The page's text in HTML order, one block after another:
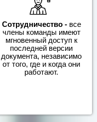
Сотрудничество - все
члены команды имеют
мгновенный доступ к
последней версии
документа, независимо
от того, где и когда они
работают.